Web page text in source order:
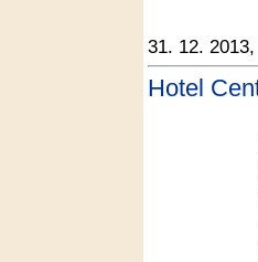
31. 12.
Hotel